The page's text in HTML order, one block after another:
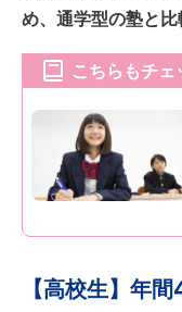
め、通学型の塾と
こちらもチェ
【高校生】年